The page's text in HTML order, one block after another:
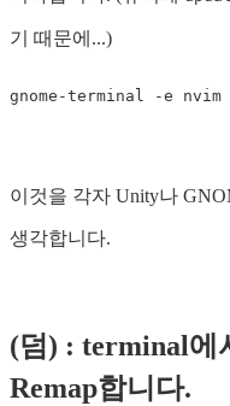
기 때문에...)
gnome-terminal -e
이것을 각자 Unity나
생각합니다.
(덤) : terminal에
Remap합니다.